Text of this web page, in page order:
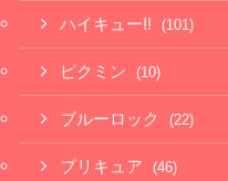
ハイキュー!! (101)
ピクミン (10)
ブルーロック (22)
プリキュア (46)